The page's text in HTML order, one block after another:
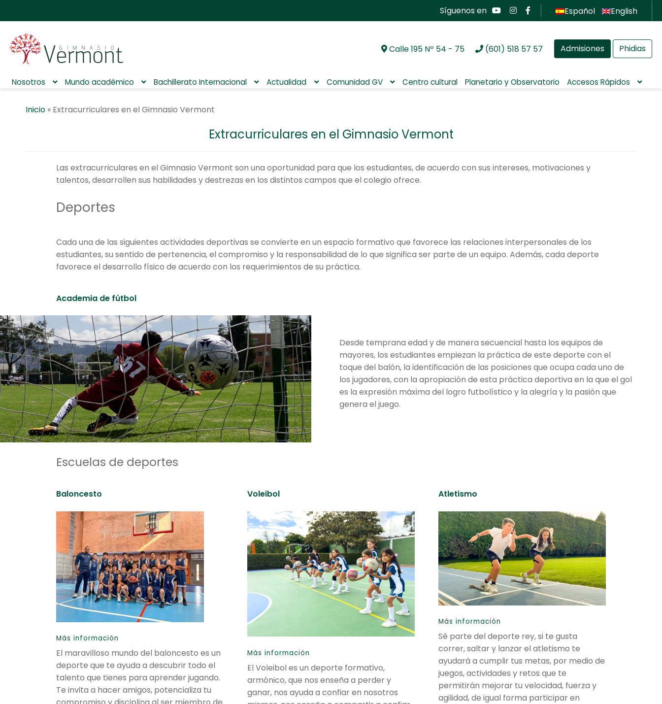
Síguenos en Español English
la
contenido
Calle 195 Nº 54 - 75 (601) 518 57 57 Admisiones Phidias
Nosotros Mundo académico Bachillerato Internacional Actualidad Comunidad GV Centro cultural Planetario y Observatorio Accesos Rápidos
Inicio » Extracurriculares en el Gimnasio Vermont
Extracurriculares en el Gimnasio Vermont
Las extracurriculares en el Gimnasio Vermont son una oportunidad para que los estudiantes, de acuerdo con sus intereses, motivaciones y
talentos, desarrollen sus habilidades y destrezas en los distintos campos que el colegio ofrece.
Deportes
Cada una de las siguientes actividades deportivas se convierte en un espacio formativo que favorece las relaciones interpersonales de los
estudiantes, su sentido de pertenencia, el compromiso y la responsabilidad de lo que significa ser parte de un equipo. Además, cada deporte
favorece el desarrollo físico de acuerdo con los requerimientos de su práctica.
Academia de fútbol
Desde temprana edad y de manera secuencial hasta los equipos de
mayores, los estudiantes empiezan la práctica de este deporte con el
toque del balón, la identificación de las posiciones que ocupa cada uno de
los jugadores, con la apropiación de esta práctica deportiva en la que el gol
es la expresión máxima del logro futbolístico y la alegría y la pasión que
genera el juego.
Escuelas de deportes
Baloncesto
Más información
El maravilloso mundo del baloncesto es un
deporte que te ayuda a descubrir todo el
talento que tienes para aprender jugando.
Te invita a hacer amigos, potencializa tu
Voleibol
Más información
El Voleibol es un deporte formativo,
armónico, que nos enseña a perder y
ganar, nos ayuda a confiar en nosotros
Atletismo
Más información
Sé parte del deporte rey, si te gusta
correr, saltar y lanzar el atletismo te
ayudará a cumplir tus metas, por medio de
juegos, actividades y retos que te
permitirán mejorar tu velocidad, fuerza y
agilidad, de igual forma participar en